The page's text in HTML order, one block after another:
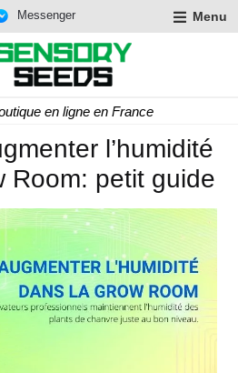
Messenger Menu
en ligne en France
l’humidité
Room: petit guide